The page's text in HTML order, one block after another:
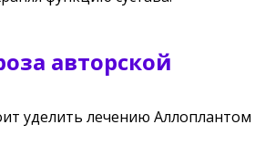
авторской
уделить лечению Аллоплантом